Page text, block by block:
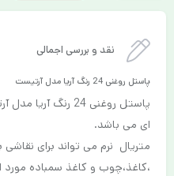
نقد و بررسی اجمالی
پاستل روغنی 24 رنگ آریا مدل آرتیست
ای می باشد.
متریال نرم می تواند برای
،کاغذ،چوب و کاغذ سمباده مورد